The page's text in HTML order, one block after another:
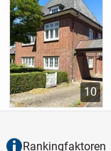
10
Rankingfaktoren